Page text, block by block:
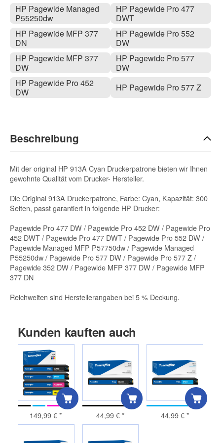
HP Pagewide Managed
P55250dw
HP Pagewide MFP 377
DN
HP Pagewide MFP 377
DW
HP Pagewide Pro 452
DW
HP Pagewide Pro 477
DWT
HP Pagewide Pro 552
DW
HP Pagewide Pro 577
DW
HP Pagewide Pro 577 Z
Beschreibung
Mit der original HP 913A Cyan Druckerpatrone bieten wir Ihnen
gewohnte Qualität vom Drucker- Hersteller.
Die Original 913A Druckerpatrone, Farbe: Cyan, Kapazität: 300
Seiten, passt garantiert in folgende HP Drucker:
Pagewide Pro 477 DW / Pagewide Pro 452 DW / Pagewide Pro
452 DWT / Pagewide Pro 477 DWT / Pagewide Pro 552 DW /
Pagewide Managed MFP P57750dw / Pagewide Managed
P55250dw / Pagewide Pro 577 DW / Pagewide Pro 577 Z /
Pagewide 352 DW / Pagewide MFP 377 DW / Pagewide MFP
377 DN
Reichweiten sind Herstellerangaben bei 5 % Deckung.
Kunden kauften auch
149,99 €* 44,99 €* 44,99 €*